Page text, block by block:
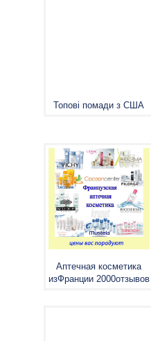
Топові помади з США
Аптечная косметика
изФранции 2000отзывов